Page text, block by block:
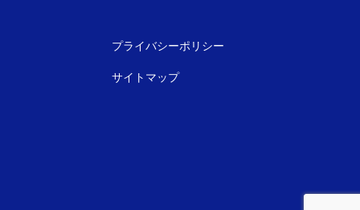
プライバシーポリシー
サイトマップ